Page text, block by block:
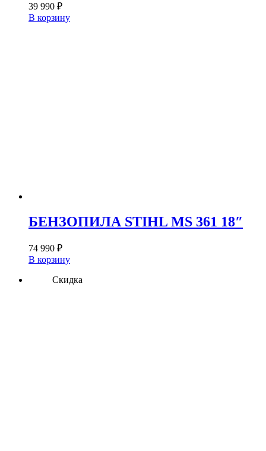
39 990 ₽
В корзину
БЕНЗОПИЛА STIHL MS 361 18″
74 990 ₽
В корзину
Скидка